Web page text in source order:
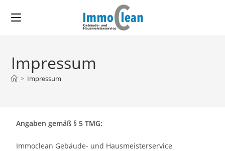
Impressum
> Impressum
Angaben gemäß § 5 TMG:
Immoclean Gebäude- und Hausmeisterservice